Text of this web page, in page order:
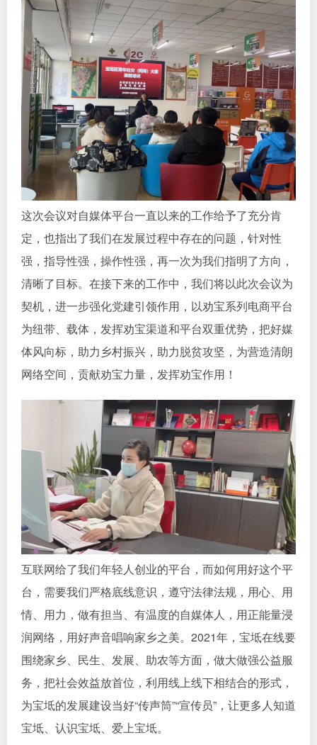
这次会议对自媒体平台一直以来的工作给予了充分肯
定，也指出了我们在发展过程中存在的问题，针对性
强，指导性强，操作性强，再一次为我们指明了方向，
清晰了目标。在接下来的工作中，我们将以此次会议为
契机，进一步强化党建引领作用，以劝宝系列电商平台
为纽带、载体，发挥劝宝渠道和平台双重优势，把好媒
体风向标，助力乡村振兴，助力脱贫攻坚，为营造清朗
网络空间，贡献劝宝力量，发挥劝宝作用！
互联网给了我们年轻人创业的平台，而如何用好这个平
台，需要我们严格底线意识，遵守法律法规，用心、用
情、用力，做有担当、有温度的自媒体人，用正能量浸
润网络，用好声音唱响家乡之美。2021年，宝坻在线要
围绕家乡、民生、发展、助农等方面，做大做强公益服
务，把社会效益放首位，利用线上线下相结合的形式，
为宝坻的发展建设当好“传声筒”“宣传员”，让更多人知道
宝坻、认识宝坻、爱上宝坻。